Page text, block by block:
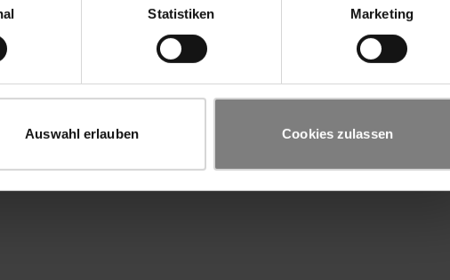
Statistiken Marketing
Auswahl erlauben Cookies zulassen